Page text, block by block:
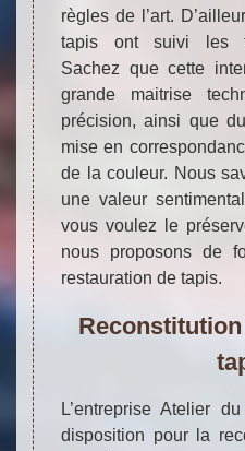
règles de l’art.
tapis ont suivi les
Sachez que cette
grande maitrise
précision, ainsi que
mise en
de la couleur. Nous
une valeur
vous voulez le
nous proposons de
restauration de tapis.
L’entreprise Atelier
disposition pour la